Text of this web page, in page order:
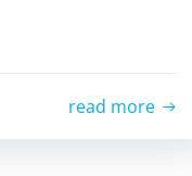
read more